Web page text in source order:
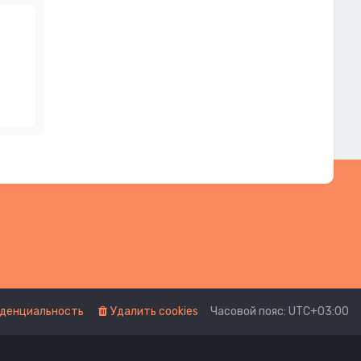
Часовой пояс: UTC+03:00
Удалить cookies